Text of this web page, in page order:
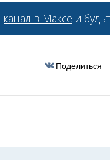
канал в Максе и
Поделиться